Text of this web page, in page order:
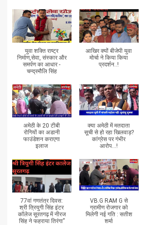
युवा शक्ति राष्ट्र
निर्माण,सेवा, संस्कार और
समर्पण का आधार -
चन्द्रमौलि सिंह
आखिर क्यों बीजेपी युवा
मोर्चा ने किया किया
प्रदर्शन..!
अमेठी के 20 टीबी
रोगियों का अडानी
फाउंडेशन कराएगा
इलाज
क्या अमेठी में मतदाता
सूची से हो रहा खिलवाड़?
कांग्रेस पर गंभीर
आरोप...!
77वां गणतंत्र दिवस:
श्री त्रियुगी सिंह इंटर
कॉलेज सूरतगढ़ में नीरज
सिंह ने फहराया तिरंगा”
VB.G RAM G से
ग्रामीण रोजगार को
मिलेगी नई गति : सतीश
शर्मा